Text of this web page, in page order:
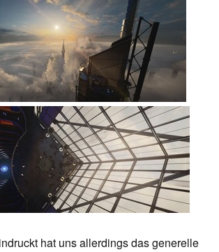
hat uns allerdings das generelle